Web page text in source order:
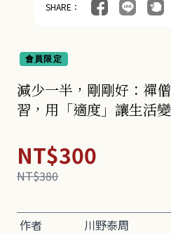
SHARE：
會員限定
減少一半，剛剛好：禪
習，用「適度」讓生活
NT$300
NT$380
作者
川野泰周